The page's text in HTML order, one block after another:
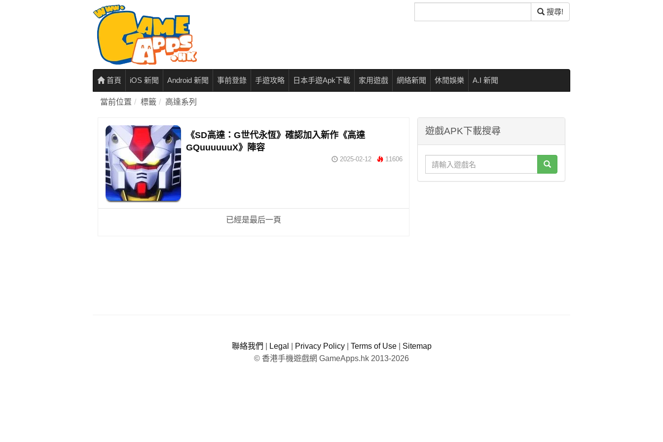
尋
搜尋!
首頁 iOS 新聞 Android 新聞 事前登錄 手遊攻略 日本手遊Apk下載 家用遊戲 網絡新聞 休閒娛樂 A.I 新聞
當前位置 標籤 高達系列
《SD高達：G世代永恆》確認加入新作《高達
GQuuuuuuX》陣容
2025-02-12 11606
已經是最后一頁
遊戲APK下載搜尋
聯絡我們 Legal Privacy Policy| Terms of Use| Sitemap
© 香港手機遊戲網 GameApps.hk 2013-2026